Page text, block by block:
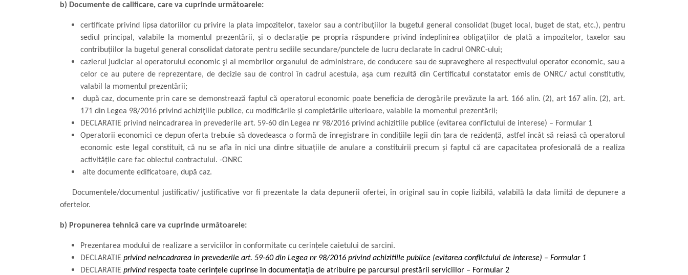
b) Documente de calificare, care va cuprinde următoarele:
certificate privind lipsa datoriilor cu privire la plata impozitelor, taxelor sau a contribuţiilor la bugetul general consolidat (buget local, buget de stat, etc.), pentru
sediul principal,valabile la momentul prezentării, şi o declaraţie pe propria răspundere privind îndeplinirea obligaţiilor de plată a impozitelor, taxelor sau
contribuţiilor la bugetul general consolidat datorate pentru sediile secundare/punctele de lucru declarate în cadrul ONRC-ului;
cazierul judiciar al operatorului economic şi al membrilor organului de administrare, de conducere sau de supraveghere al respectivului operator economic, sau a
celor ce au putere de reprezentare, de decizie sau de control în cadrul acestuia, aşa cum rezultă din Certificatul constatator emis de ONRC/ actul constitutiv,
valabil la momentul prezentării;
după caz, documente prin care se demonstrează faptul că operatorul economic poate beneficia de derogările prevăzute la art. 166 alin. (2), art 167 alin. (2), art.
171 din Legea 98/2016 privind achiziţiile publice, cu modificările și completările ulterioare, valabile la momentul prezentării;
DECLARATIE privind neincadrarea in prevederile art. 59-60 din Legea nr 98/2016 privind achizitiile publice (evitarea conflictului de interese) – Formular 1
Operatorii economici ce depun oferta trebuie să dovedeasca o formă de înregistrare în condiţiile legii din ţara de rezidenţă, astfel încât să reiasă că operatorul
economic este legal constituit, că nu se afla în nici una dintre situaţiile de anulare a constituirii precum şi faptul că are capacitatea profesională de a realiza
activităţile care fac obiectul contractului. -ONRC
alte documente edificatoare, după caz.
Documentele/documentul justificativ/ justificative vor fi prezentate la data depunerii ofertei, în original sau în copie lizibilă, valabilă la data limită de depunere a
ofertelor.
b) Propunerea tehnică care va cuprinde următoarele:
Prezentarea modului de realizare a serviciilor în conformitate cu cerințele caietului de sarcini.
DECLARATIE privind neincadrarea in prevederile art. 59-60 din Legea nr 98/2016 privind achizitiile publice (evitarea conflictului de interese) – Formular 1
DECLARATIE privind respecta toate cerințele cuprinse în documentația de atribuire pe parcursul prestării serviciilor – Formular 2